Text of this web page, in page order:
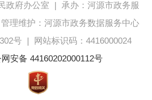
政府办公室 | 承办：河源市政务服
管理维护：河源市政务数据服务中心
号|
网站标识码：4416000024
安备 44160202000112号